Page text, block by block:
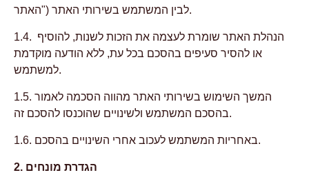
האתר") לבין המשתמש בשירותי האתר.
1.4. הנהלת האתר שומרת לעצמה את הזכות לשנות, להוסיף
או להסיר סעיפים בהסכם בכל עת, ללא הודעה מוקדמת
למשתמש.
1.5. המשך השימוש בשירותי האתר מהווה הסכמה לאמור
בהסכם המשתמש ולשינויים שהוכנסו להסכם זה.
1.6. באחריות המשתמש לעכוב אחרי השינויים בהסכם.